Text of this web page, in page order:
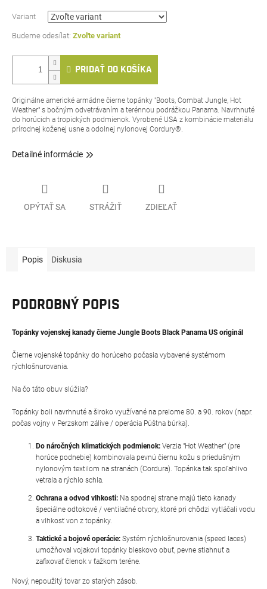
Variant
Zvoľte variant
PRIDAŤ DO KOŠÍKA
Originálne americké armádne čierne topánky "Boots, Combat Jungle, Hot
Weather" s bočným odvetrávaním a terénnou podrážkou Panama. Navrhnuté
do horúcich a tropických podmienok. Vyrobené USA z kombinácie materiálu
prírodnej koženej usne a odolnej nylonovej Cordury®.
Detailné informácie
OPÝTAŤ SA STRÁŽIŤ ZDIEĽAŤ
Popis Diskusia
PODROBNÝ POPIS
Topánky vojenskej kanady čierne Jungle Boots Black Panama US originál
Čierne vojenské topánky do horúceho počasia vybavené systémom
rýchlošnurovania.
Na čo táto obuv slúžila?
Topánky boli navrhnuté a široko využívané na prelome 80. a 90. rokov (napr.
počas vojny v Perzskom zálive / operácia Púštna búrka).
Do náročných klimatických podmienok: Verzia "Hot Weather" (pre
horúce podnebie) kombinovala pevnú čiernu kožu s priedušným
nylonovým textilom na stranách (Cordura). Topánka tak spoľahlivo
vetrala a rýchlo schla.
Ochrana a odvod vlhkosti: Na spodnej strane majú tieto kanady
špeciálne odtokové / ventilačné otvory, ktoré pri chôdzi vytláčali vodu
a vlhkosť von z topánky.
Taktické a bojové operácie: Systém rýchlošnurovania (speed laces)
umožňoval vojakovi topánky bleskovo obuť, pevne stiahnuť a
zafixovať členok v ťažkom teréne.
Nový, nepoužitý tovar zo starých zásob.